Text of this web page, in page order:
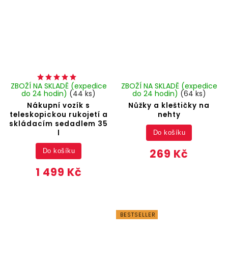
Nákupní vozík s
teleskopickou rukojetí a
skládacím sedadlem 35
l
ZBOŽÍ NA SKLADĚ (expedice
do 24 hodin) (44 ks)
1 499 Kč
Do košíku
Nůžky a kleštičky na
nehty
ZBOŽÍ NA SKLADĚ (expedice
do 24 hodin) (64 ks)
269 Kč
Do košíku
BESTSELLER